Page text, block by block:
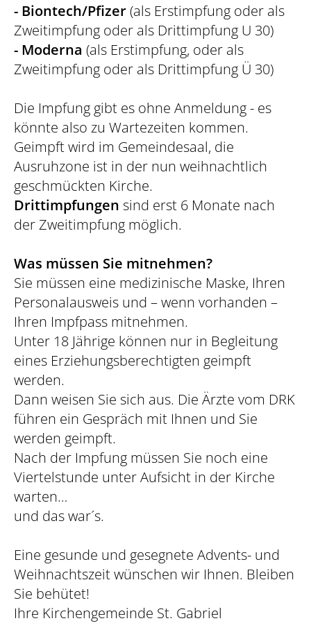
- Biontech/Pfizer(als Erstimpfung oder als
Zweitimpfung oder als Drittimpfung U 30)
- Moderna (als Erstimpfung, oder als
Zweitimpfung oder als Drittimpfung Ü 30)
Die Impfung gibt es ohne Anmeldung - es
könnte also zu Wartezeiten kommen.
Geimpft wird im Gemeindesaal, die
Ausruhzone ist in der nun weihnachtlich
geschmückten Kirche.
Drittimpfungen sind erst 6 Monate nach
der Zweitimpfung möglich.
Was müssen Sie mitnehmen?
Sie müssen eine medizinische Maske, Ihren
Personalausweis und – wenn vorhanden –
Ihren Impfpass mitnehmen.
Unter 18 Jährige können nur in Begleitung
eines Erziehungsberechtigten geimpft
werden.
Dann weisen Sie sich aus. Die Ärzte vom DRK
führen ein Gespräch mit Ihnen und Sie
werden geimpft.
Nach der Impfung müssen Sie noch eine
Viertelstunde unter Aufsicht in der Kirche
warten…
und das war´s.
Eine gesunde und gesegnete Advents- und
Weihnachtszeit wünschen wir Ihnen. Bleiben
Sie behütet!
Ihre Kirchengemeinde St. Gabriel